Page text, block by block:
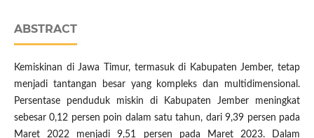
ABSTRACT
Kemiskinan di Jawa Timur, termasuk di Kabupaten Jember, tetap
menjadi tantangan besar yang kompleks dan multidimensional.
Persentase penduduk miskin di Kabupaten Jember meningkat
sebesar 0,12 persen poin dalam satu tahun, dari 9,39 persen pada
Maret 2022 menjadi 9,51 persen pada Maret 2023. Dalam